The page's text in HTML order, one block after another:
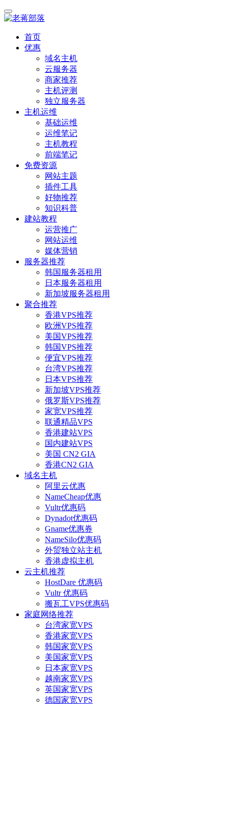
首页
优惠
域名主机
云服务器
商家推荐
主机评测
独立服务器
主机运维
基础运维
运维笔记
主机教程
前端笔记
免费资源
网站主题
插件工具
好物推荐
知识科普
建站教程
运营推广
网站运维
媒体营销
服务器推荐
韩国服务器租用
日本服务器租用
新加坡服务器租用
聚合推荐
香港VPS推荐
欧洲VPS推荐
美国VPS推荐
韩国VPS推荐
便宜VPS推荐
台湾VPS推荐
日本VPS推荐
新加坡VPS推荐
俄罗斯VPS推荐
家宽VPS推荐
联通精品VPS
香港建站VPS
国内建站VPS
美国 CN2 GIA
香港CN2 GIA
域名主机
阿里云优惠
NameCheap优惠
Vultr优惠码
Dynadot优惠码
Gname优惠券
NameSilo优惠码
外贸独立站主机
香港虚拟主机
云主机推荐
HostDare 优惠码
Vultr 优惠码
搬瓦工VPS优惠码
家庭网络推荐
台湾家宽VPS
香港家宽VPS
韩国家宽VPS
美国家宽VPS
日本家宽VPS
越南家宽VPS
英国家宽VPS
德国家宽VPS